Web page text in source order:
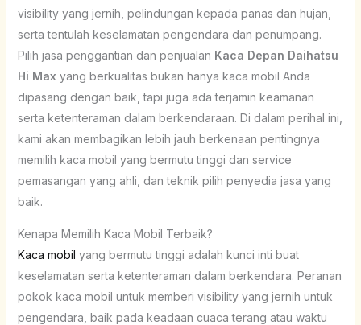
visibility yang jernih, pelindungan kepada panas dan hujan,
serta tentulah keselamatan pengendara dan penumpang.
Pilih jasa penggantian dan penjualan Kaca Depan Daihatsu
Hi Max yang berkualitas bukan hanya kaca mobil Anda
dipasang dengan baik, tapi juga ada terjamin keamanan
serta ketenteraman dalam berkendaraan. Di dalam perihal ini,
kami akan membagikan lebih jauh berkenaan pentingnya
memilih kaca mobil yang bermutu tinggi dan service
pemasangan yang ahli, dan teknik pilih penyedia jasa yang
baik.
Kenapa Memilih Kaca Mobil Terbaik?
Kaca mobil yang bermutu tinggi adalah kunci inti buat
keselamatan serta ketenteraman dalam berkendara. Peranan
pokok kaca mobil untuk memberi visibility yang jernih untuk
pengendara, baik pada keadaan cuaca terang atau waktu